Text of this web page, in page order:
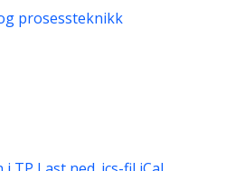
prosessteknikk